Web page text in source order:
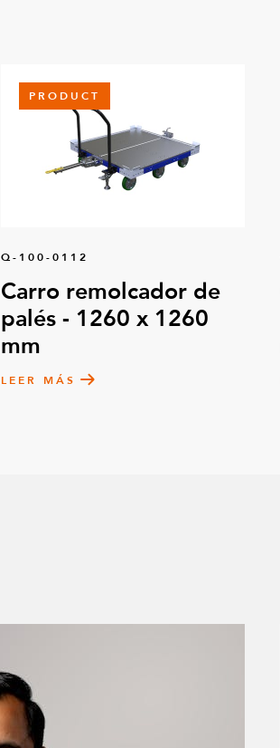
PRODUCT
Q-100-0112
Carro remolcador de
palés - 1260 x 1260
mm
LEER MÁS